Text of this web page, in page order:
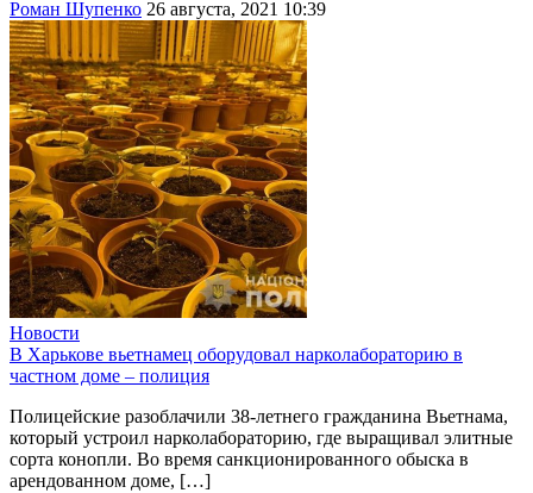
Роман Шупенко 26 августа, 2021 10:39
Новости
В Харькове вьетнамец оборудовал нарколабораторию в
частном доме – полиция
Полицейские разоблачили 38-летнего гражданина Вьетнама,
который устроил нарколабораторию, где выращивал элитные
сорта конопли. Во время санкционированного обыска в
арендованном доме, […]